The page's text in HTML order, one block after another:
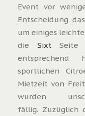
Event vor
Entscheidung
um einiges
die SixtSeite
sportlichen
Mietzeit von
wurden
fällig. Zuzüglich